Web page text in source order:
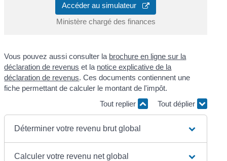
Accéder au simulateur
Ministère chargé des finances
Vous pouvez aussi consulter la brochure en ligne sur la
déclaration de revenus et la notice explicative de la
déclaration de revenus. Ces documents contiennent une
fiche permettant de calculer le montant de l'impôt.
Tout replier
Tout déplier
Déterminer votre revenu brut global
Calculer votre revenu net global